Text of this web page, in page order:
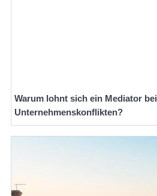
Warum lohnt sich ein Mediator bei
Unternehmenskonflikten?